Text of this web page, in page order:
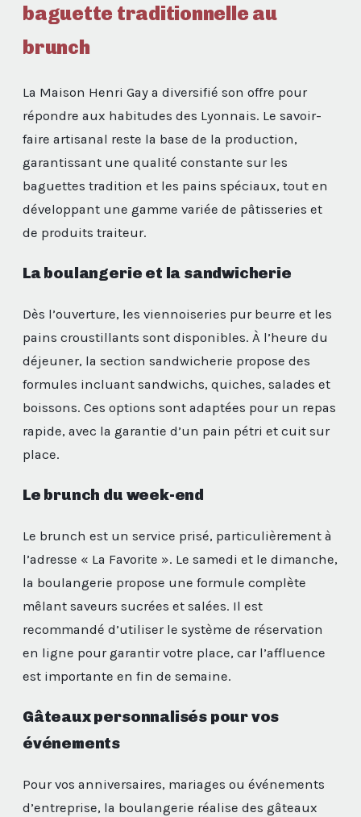
baguette traditionnelle au
brunch
La Maison Henri Gay a diversifié son offre pour
répondre aux habitudes des Lyonnais. Le savoir-
faire artisanal reste la base de la production,
garantissant une qualité constante sur les
baguettes tradition et les pains spéciaux, tout en
développant une gamme variée de pâtisseries et
de produits traiteur.
La boulangerie et la sandwicherie
Dès l’ouverture, les viennoiseries pur beurre et les
pains croustillants sont disponibles. À l’heure du
déjeuner, la section sandwicherie propose des
formules incluant sandwichs, quiches, salades et
boissons. Ces options sont adaptées pour un repas
rapide, avec la garantie d’un pain pétri et cuit sur
place.
Le brunch du week-end
Le brunch est un service prisé, particulièrement à
l’adresse « La Favorite ». Le samedi et le dimanche,
la boulangerie propose une formule complète
mêlant saveurs sucrées et salées. Il est
recommandé d’utiliser le système de réservation
en ligne pour garantir votre place, car l’affluence
est importante en fin de semaine.
Gâteaux personnalisés pour vos
événements
Pour vos anniversaires, mariages ou événements
d’entreprise, la boulangerie réalise des gâteaux